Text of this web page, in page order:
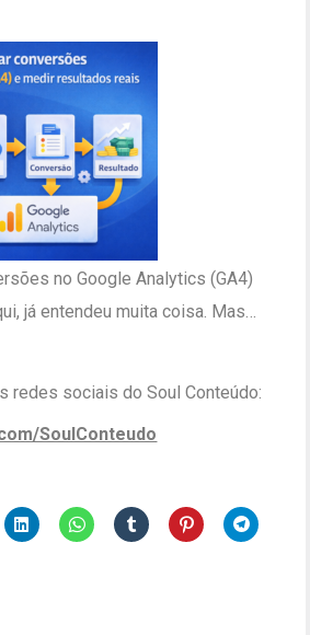
no Google Analytics (GA4)
já entendeu muita coisa. Mas…
redes sociais do Soul Conteúdo:
SoulConteudo